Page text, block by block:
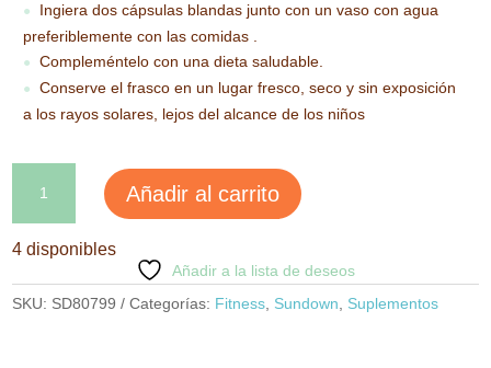
●
Ingiera dos cápsulas blandas junto con un vaso con agua
preferiblemente con las comidas .
● Compleméntelo con una dieta saludable.
●
Conserve el frasco en un lugar fresco, seco y sin exposición
a los rayos solares, lejos del alcance de los niños
4 disponibles
Arginina
500mg
cantidad
Añadir al carrito
Añadir a la lista de deseos
SKU: SD80799 Categorías: Fitness Sundown Suplementos